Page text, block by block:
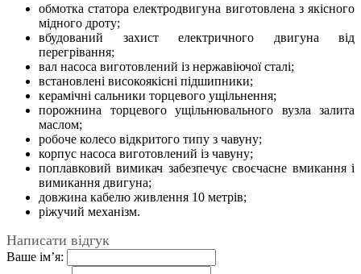
обмотка статора електродвигуна виготовлена з якісного
мідного дроту;
вбудований захист електричного двигуна від
перегрівання;
вал насоса виготовлений із нержавіючої сталі;
встановлені високоякісні підшипники;
керамічні сальники торцевого ущільнення;
порожнина торцевого ущільнювального вузла залита
маслом;
робоче колесо відкритого типу з чавуну;
корпус насоса виготовлений із чавуну;
поплавковий вимикач забезпечує своєчасне вмикання і
вимикання двигуна;
довжина кабелю живлення 10 метрів;
ріжучий механізм.
Написати відгук
Ваше ім’я: